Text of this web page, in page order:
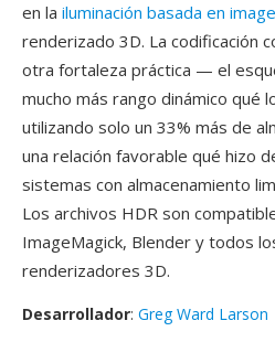
en la iluminación basada en
renderizado 3D. La codificación
otra fortaleza práctica — el
mucho más rango dinámico qué
utilizando solo un 33% más de
una relación favorable qué hizo
sistemas con almacenamiento
Los archivos HDR son
ImageMagick, Blender y todos
renderizadores 3D.
Desarrollador: Greg Ward Larson